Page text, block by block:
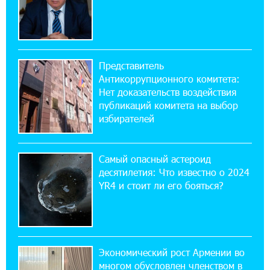
армян против Эрдогана, то что для него
значит сам Геноцид?
17:16:14 30-07-2026
ВТБ (Армения): вклад «Стабильный» — до
10% годовых и оформление в мобильном
приложении
17:03:49 30-07-2026
Платформа Rate.Trading на Seaside Startup
14:44:13 29-07-2026
Состоялось открытие Khachaturian Rooftop
при поддержке IDBank
18:38:18 28-07-2026
Пашинян ты упустил свой шанс уйти
Представитель
Антикоррупционного комитета:
Нет доказательств воздействия
публикаций комитета на выбор
избирателей
Самый опасный астероид
десятилетия: Что известно о 2024
YR4 и стоит ли его бояться?
Экономический рост Армении во
многом обусловлен членством в